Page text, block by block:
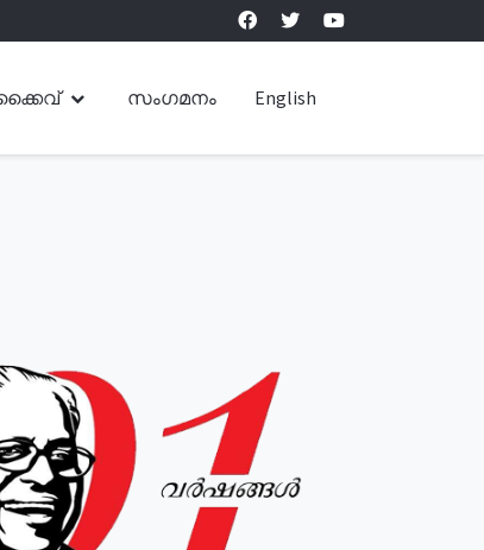
സംഗമനം English